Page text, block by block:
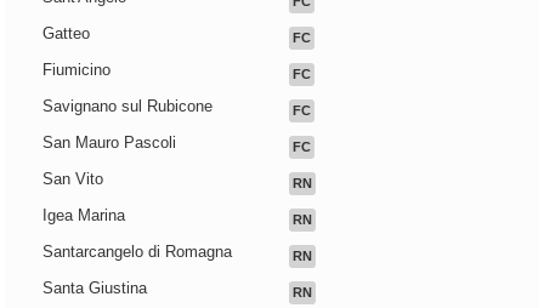
Gatteo FC
Fiumicino FC
Savignano sul Rubicone FC
San Mauro Pascoli FC
San Vito RN
Igea Marina RN
Santarcangelo di Romagna RN
Santa Giustina RN